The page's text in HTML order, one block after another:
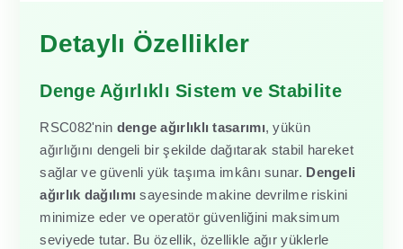
Detaylı Özellikler
Denge Ağırlıklı Sistem ve Stabilite
RSC082'nin denge ağırlıklı tasarımı, yükün
ağırlığını dengeli bir şekilde dağıtarak stabil hareket
sağlar ve güvenli yük taşıma imkânı sunar. Dengeli
ağırlık dağılımı sayesinde makine devrilme riskini
minimize eder ve operatör güvenliğini maksimum
seviyede tutar. Bu özellik, özellikle ağır yüklerle